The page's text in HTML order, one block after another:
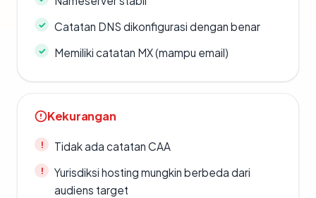
Catatan DNS dikonfigurasi dengan benar
Memiliki catatan MX (mampu email)
Kekurangan
Tidak ada catatan CAA
Yurisdiksi hosting mungkin berbeda dari
audiens target